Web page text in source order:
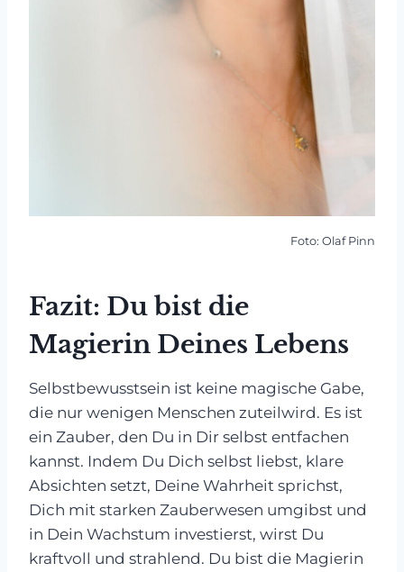
Foto: Olaf Pinn
Fazit: Du bist die
Magierin Deines Lebens
Selbstbewusstsein ist keine magische Gabe,
die nur wenigen Menschen zuteilwird. Es ist
ein Zauber, den Du in Dir selbst entfachen
kannst. Indem Du Dich selbst liebst, klare
Absichten setzt, Deine Wahrheit sprichst,
Dich mit starken Zauberwesen umgibst und
in Dein Wachstum investierst, wirst Du
kraftvoll und strahlend. Du bist die Magierin